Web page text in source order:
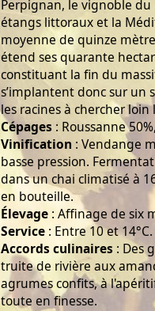
Perpignan, le vignoble du
étangs littoraux et la
moyenne de quinze
étend ses quarante
constituant la fin du
s’implantent donc sur
les racines à chercher
Cépages : Roussanne
Vinification : Vendange
basse pression.
dans un chai climatisé à
en bouteille.
Élevage : Affinage de six
Service : Entre 10 et 14°C.
Accords culinaires : Des
truite de rivière aux
agrumes confits, à
toute en finesse.